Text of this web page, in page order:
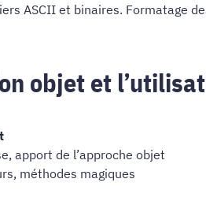
ASCII et binaires. Formatage
objet et
apport de l’approche objet
méthodes magiques